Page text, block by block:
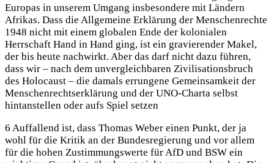
Europas in unserem Umgang insbesondere mit Ländern
Afrikas. Dass die Allgemeine Erklärung der Menschenrechte
1948 nicht mit einem globalen Ende der kolonialen
Herrschaft Hand in Hand ging, ist ein gravierender Makel,
der bis heute nachwirkt. Aber das darf nicht dazu führen,
dass wir – nach dem unvergleichbaren Zivilisationsbruch
des Holocaust – die damals errungene Gemeinsamkeit der
Menschenrechtserklärung und der UNO-Charta selbst
hintanstellen oder aufs Spiel setzen
6 Auffallend ist, dass Thomas Weber einen Punkt, der ja
wohl für die Kritik an der Bundesregierung und vor allem
für die hohen Zustimmungswerte für AfD und BSW ein